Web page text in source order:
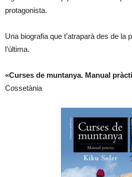
protagonista.
Una biografia que t’atraparà des de la
l’última.
«Curses de muntanya. Manual
Cossetània